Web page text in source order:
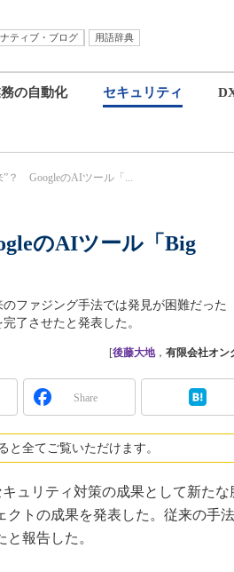
ティブ・ブログ
用語辞典
の自動化 セキュリティ
”？ GoogleのAIツール「...
のAIツール「Big
ファジング手法では発見が困難だった
了させたと発表した。
[後藤大地， 有限会社オン
Share
と全てご覧いただけます。
ュリティ対策の成果として新たな
クトの成果を発表した。従来の手
報告した。